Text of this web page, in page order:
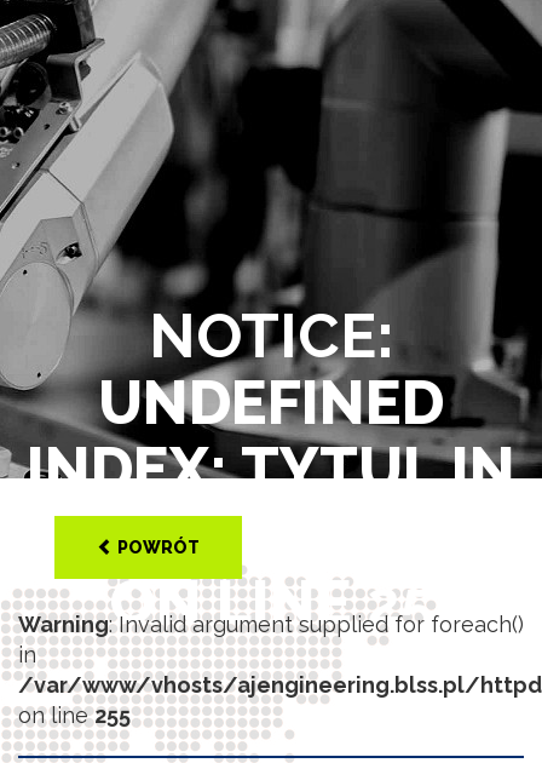
NOTICE:
UNDEFINED
INDEX: TYTUL IN
/VAR/WWW/
ON LINE25
POWRÓT
Warning: Invalid argument supplied for foreach()
in
/var/www/vhosts/ajengineering.blss.pl/
on line255